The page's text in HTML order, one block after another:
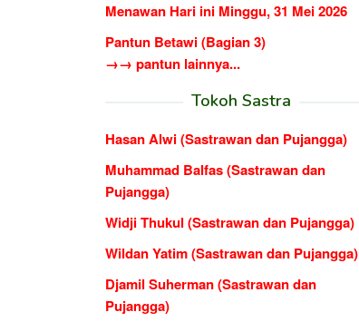
Menawan Hari ini Minggu, 31 Mei 2026
Pantun Betawi (Bagian 3)
→→ pantun lainnya...
Tokoh Sastra
Hasan Alwi (Sastrawan dan Pujangga)
Muhammad Balfas (Sastrawan dan
Pujangga)
Widji Thukul (Sastrawan dan Pujangga)
Wildan Yatim (Sastrawan dan Pujangga)
Djamil Suherman (Sastrawan dan
Pujangga)